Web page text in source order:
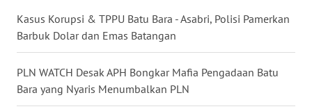
Kasus Korupsi & TPPU Batu Bara - Asabri, Polisi Pamerkan
Barbuk Dolar dan Emas Batangan
PLN WATCH Desak APH Bongkar Mafia Pengadaan Batu
Bara yang Nyaris Menumbalkan PLN
WN
NUSANTARA
WN